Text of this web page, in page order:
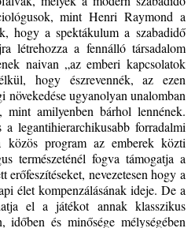
mint Henri Raymond a
hogy a spektákulum a szabadidő
létrehozza a fennálló társadalom
naivan „az emberi kapcsolatok
hogy észrevennék, az ezen
növekedése ugyanolyan unalomban
mint amilyenben bárhol lennének.
legantihierarchikusabb forradalmi
közös program az emberek közti
természeténél fogva támogatja a
erőfeszítéseket, nevezetesen hogy a
élet kompenzálásának ideje. De a
el a játékot annak klasszikus
időben és minősége mélységében